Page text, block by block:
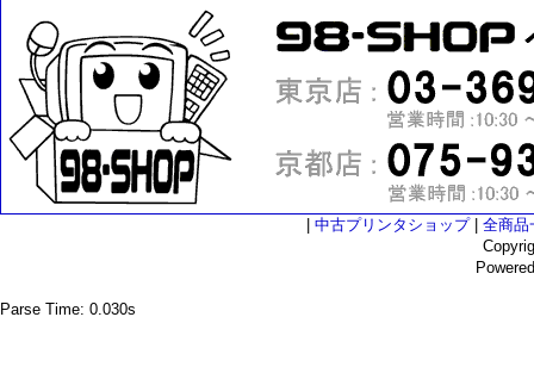
中古プリンタショップ| 全商品
Parse Time: 0.030s